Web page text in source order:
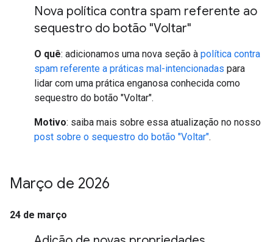
Nova política contra spam referente ao
sequestro do botão "Voltar"
O quê: adicionamos uma nova seção à política contra
spam referente a práticas mal-intencionadas para
lidar com uma prática enganosa conhecida como
sequestro do botão "Voltar".
Motivo: saiba mais sobre essa atualização no nosso
post sobre o sequestro do botão "Voltar".
Março de 2026
24 de março